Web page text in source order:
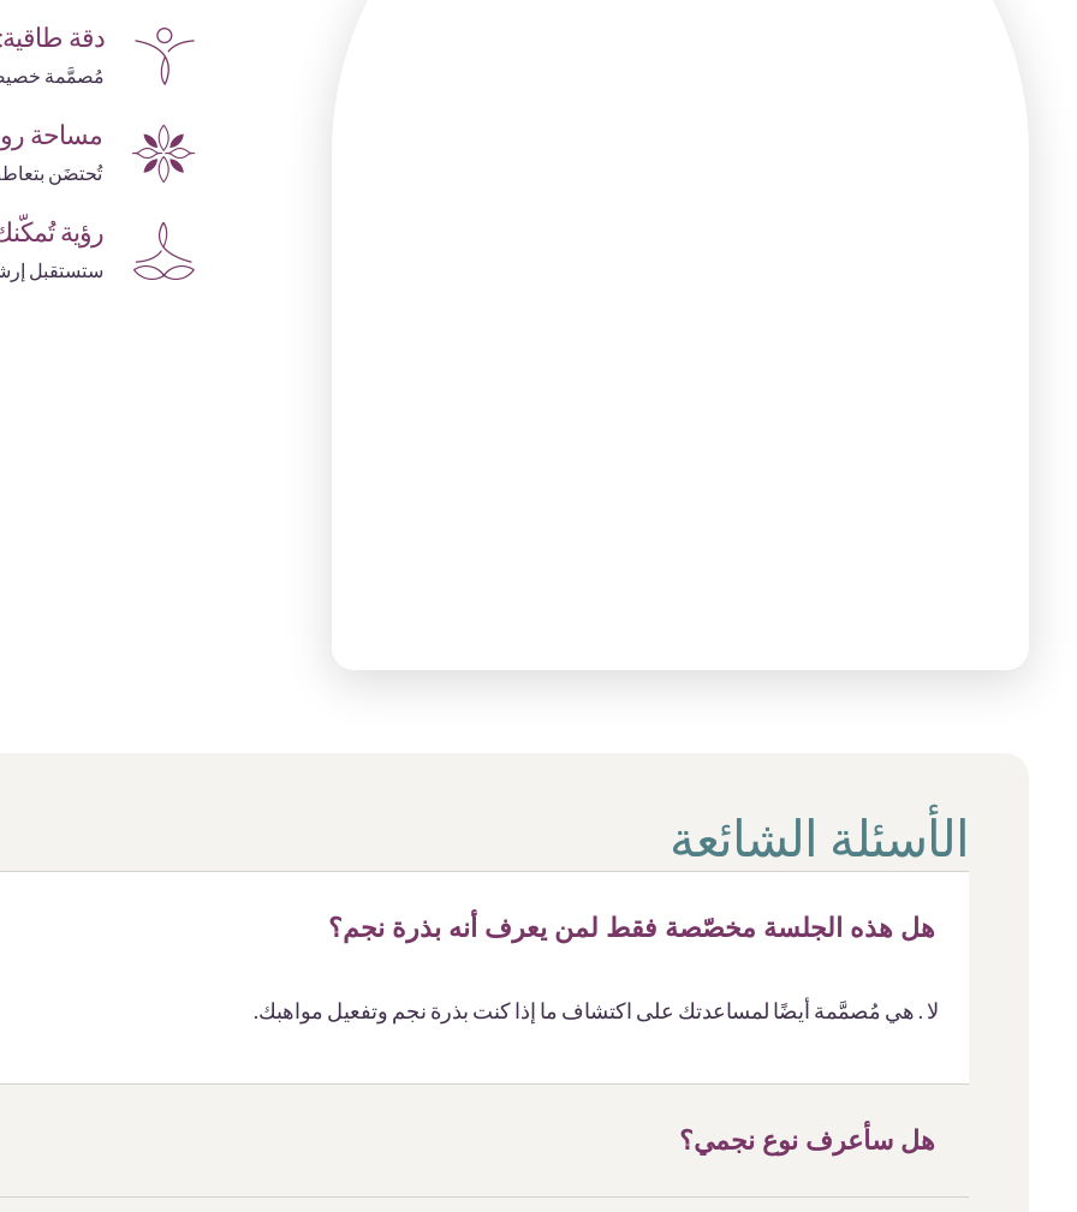
دقة طاقية:
مُصمَّمة
مساحة
تُحتضَن
رؤية
ستستقبل
الأسئلة الشائعة
هل هذه الجلسة مخصّصة فقط لمن يعرف أنه بذرة نجم؟
لا . هي مُصمَّمة أيضًا لمساعدتك على اكتشاف ما إذا كنت بذرة نجم وتفعيل مواهبك.
هل سأعرف نوع نجمي؟